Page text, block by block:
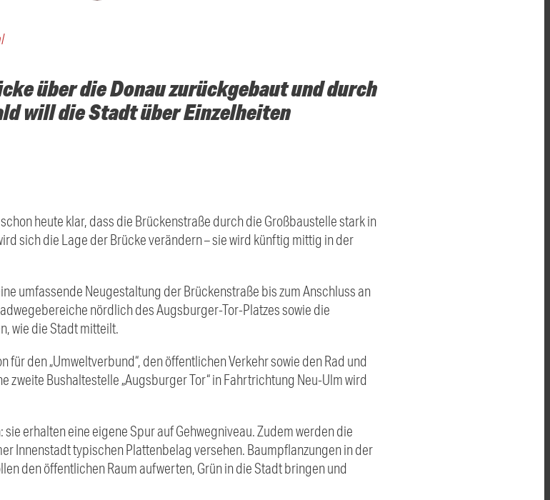
über die Donau zurückgebaut und durch
will die Stadt über Einzelheiten
heute klar, dass die Brückenstraße durch die Großbaustelle stark in
sich die Lage der Brücke verändern – sie wird künftig mittig in der
umfassende Neugestaltung der Brückenstraße bis zum Anschluss an
nördlich des Augsburger-Tor-Platzes sowie die
wie die Stadt mitteilt.
den „Umweltverbund“, den öffentlichen Verkehr sowie den Rad und
zweite Bushaltestelle „Augsburger Tor“ in Fahrtrichtung Neu-Ulm wird
erhalten eine eigene Spur auf Gehwegniveau. Zudem werden die
Innenstadt typischen Plattenbelag versehen. Baumpflanzungen in der
den öffentlichen Raum aufwerten, Grün in die Stadt bringen und